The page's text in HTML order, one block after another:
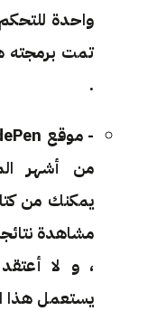
واحدة
.
من أشهر
يمكنك من
مشاهدة
، و لا
يستعمل هذا